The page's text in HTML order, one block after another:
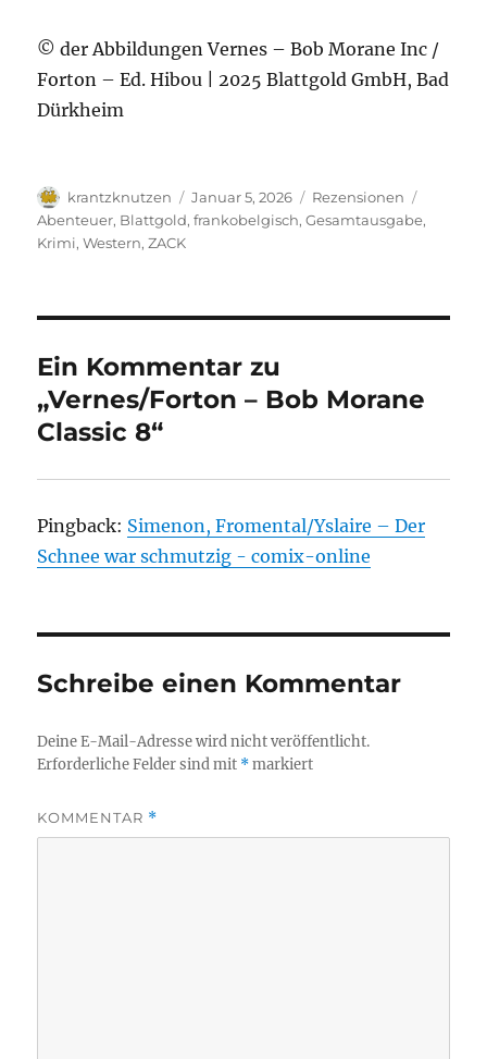
© der Abbildungen Vernes – Bob Morane Inc /
Forton – Ed. Hibou | 2025 Blattgold GmbH, Bad
Dürkheim
Autor
krantzknutzen
Veröffentlicht
am
Januar 5, 2026 Kategorien
Rezensionen
Abenteuer, Blattgold,frankobelgisch,Gesamtausgabe,
Krimi,Western,ZACK
Ein Kommentar zu
„Vernes/Forton – Bob Morane
Classic 8“
Pingback: Simenon, Fromental/Yslaire – Der
Schnee war schmutzig - comix-online
Schreibe einen Kommentar
Deine E-Mail-Adresse wird nicht veröffentlicht.
Erforderliche Felder sind mit *markiert
KOMMENTAR *